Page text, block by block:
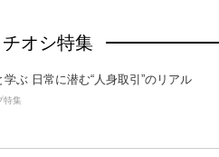
オシ特集
学ぶ 日常に潜む“人身取引”のリアル
特集